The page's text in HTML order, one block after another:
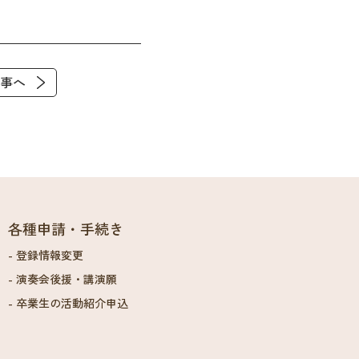
へ
各種申請・手続き
登録情報変更
演奏会後援・講演願
卒業生の活動紹介申込